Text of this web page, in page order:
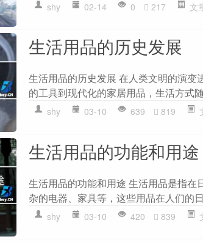
shy 02-14 0 217 文
生活用品的历史发展
生活用品的历史发展 在人类文明的演
的工具到现代化的家居用品，生活方式
shy 03-10 639 819
生活用品的功能和用途
生活用品的功能和用途 生活用品是指在
杂的电器、家具等，这些用品在人们的
shy 03-10 420 839